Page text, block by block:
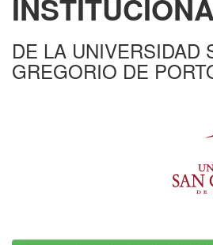
DE LA UNIVERSIDAD
GREGORIO DE